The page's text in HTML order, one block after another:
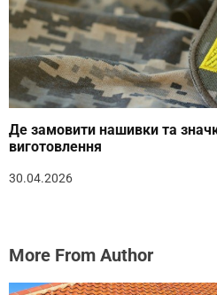
Де замовити нашивки та
виготовлення
30.04.2026
More From Author